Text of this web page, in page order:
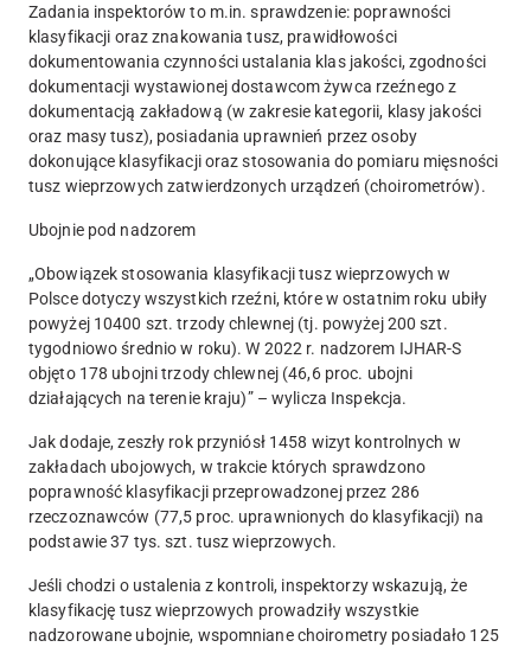
Zadania inspektorów to m.in. sprawdzenie: poprawności
klasyfikacji oraz znakowania tusz, prawidłowości
dokumentowania czynności ustalania klas jakości, zgodności
dokumentacji wystawionej dostawcom żywca rzeźnego z
dokumentacją zakładową (w zakresie kategorii, klasy jakości
oraz masy tusz), posiadania uprawnień przez osoby
dokonujące klasyfikacji oraz stosowania do pomiaru mięsności
tusz wieprzowych zatwierdzonych urządzeń (choirometrów).
Ubojnie pod nadzorem
„Obowiązek stosowania klasyfikacji tusz wieprzowych w
Polsce dotyczy wszystkich rzeźni, które w ostatnim roku ubiły
powyżej 10400 szt. trzody chlewnej (tj. powyżej 200 szt.
tygodniowo średnio w roku). W 2022 r. nadzorem IJHAR-S
objęto 178 ubojni trzody chlewnej (46,6 proc. ubojni
działających na terenie kraju)” – wylicza Inspekcja.
Jak dodaje, zeszły rok przyniósł 1458 wizyt kontrolnych w
zakładach ubojowych, w trakcie których sprawdzono
poprawność klasyfikacji przeprowadzonej przez 286
rzeczoznawców (77,5 proc. uprawnionych do klasyfikacji) na
podstawie 37 tys. szt. tusz wieprzowych.
Jeśli chodzi o ustalenia z kontroli, inspektorzy wskazują, że
klasyfikację tusz wieprzowych prowadziły wszystkie
nadzorowane ubojnie, wspomniane choirometry posiadało 125